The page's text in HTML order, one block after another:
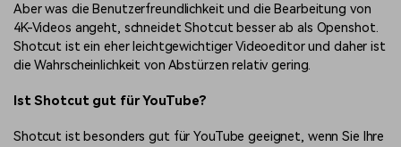
Aber was die Benutzerfreundlichkeit und die Bearbeitung von
4K-Videos angeht, schneidet Shotcut besser ab als Openshot.
Shotcut ist ein eher leichtgewichtiger Videoeditor und daher ist
die Wahrscheinlichkeit von Abstürzen relativ gering.
Ist Shotcut gut für YouTube?
Shotcut ist besonders gut für YouTube geeignet, wenn Sie Ihre